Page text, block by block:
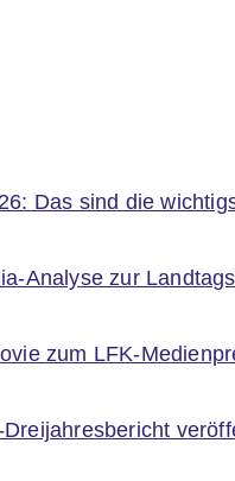
Das sind die
Analyse zur
zum LFK-